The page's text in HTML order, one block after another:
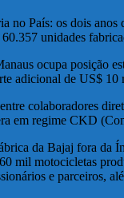
no País: os dois
unidades
ocupa posição
adicional de US$
colaboradores
em regime CKD
da Bajaj fora da
mil motocicletas
e parceiros,